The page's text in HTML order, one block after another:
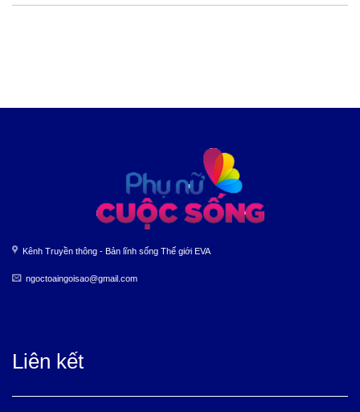
Kênh Truyền thông - Bản lĩnh sống Thế giới EVA
ngoctoaingoisao@gmail.com
Liên kết